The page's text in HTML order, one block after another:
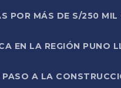
POR MÁS DE S/250
EN LA REGIÓN PUNO
A LA